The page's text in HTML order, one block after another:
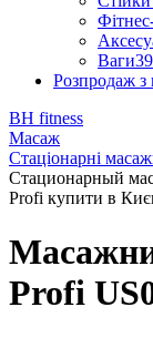
Ваги39
Розпродаж з
BH fitness
Масаж
Стаціонарні
Стационарный
Profi купити в
Profi